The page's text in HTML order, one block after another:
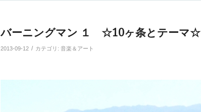
バーニングマン １ ☆10ヶ条とテーマ☆
2013-09-12 / カテゴリ: 音楽＆アート